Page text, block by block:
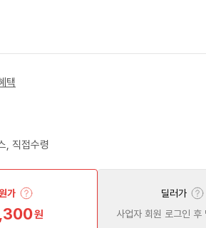
택
, 직접수령
가
원
딜러가
사업자 회원 로그인 후